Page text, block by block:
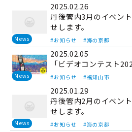
2025.02.26
News
丹後管内3月のイベン
せします。
#お知らせ #海の京都
2025.02.05
News
「ビデオコンテスト
#お知らせ #福知山市
2025.01.29
News
丹後管内2月のイベン
せします。
#お知らせ #海の京都